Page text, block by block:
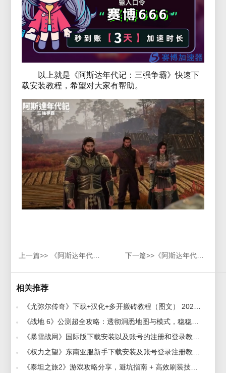
以上就是《阿斯达年代记：三强争霸》快速下
载安装教程，希望对大家有帮助。
上一篇>> 《阿斯达年代记》月卡服网络异常/无法登录/卡验证解决方法 下一篇>>《阿斯达年代记：三强争霸》新人如何预约下载，看完就明白
相关推荐